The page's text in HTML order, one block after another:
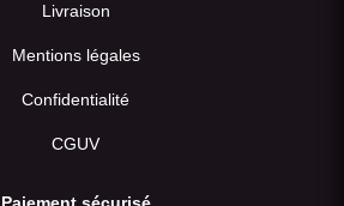
Livraison
Mentions légales
Confidentialité
CGUV